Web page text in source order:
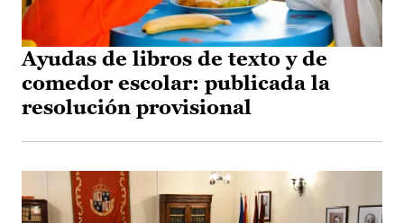
Ayudas de libros de texto y de
comedor escolar: publicada la
resolución provisional